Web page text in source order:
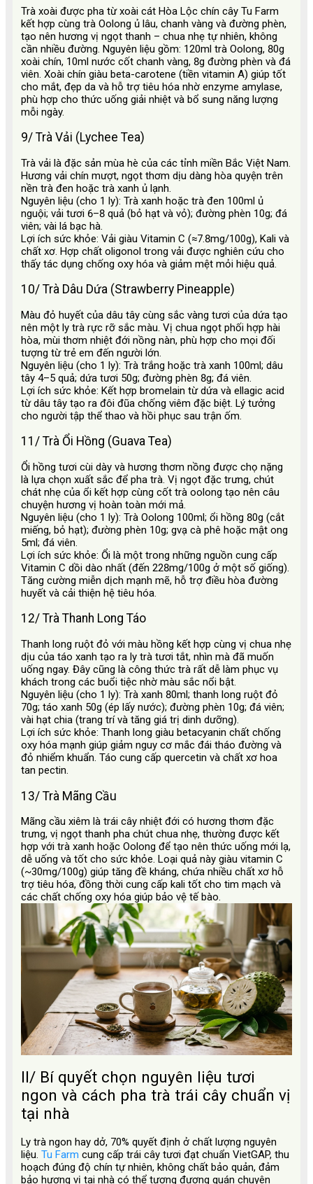
Trà xoài được pha từ xoài cát Hòa Lộc chín cây Tu Farm
kết hợp cùng trà Oolong ủ lâu, chanh vàng và đường phèn,
tạo nên hương vị ngọt thanh – chua nhẹ tự nhiên, không
cần nhiều đường. Nguyên liệu gồm: 120ml trà Oolong, 80g
xoài chín, 10ml nước cốt chanh vàng, 8g đường phèn và đá
viên. Xoài chín giàu beta-carotene (tiền vitamin A) giúp tốt
cho mắt, đẹp da và hỗ trợ tiêu hóa nhờ enzyme amylase,
phù hợp cho thức uống giải nhiệt và bổ sung năng lượng
mỗi ngày.
9/ Trà Vải (Lychee Tea)
Trà vải là đặc sản mùa hè của các tỉnh miền Bắc Việt Nam.
Hương vải chín mượt, ngọt thơm dịu dàng hòa quyện trên
nền trà đen hoặc trà xanh ủ lạnh.
Nguyên liệu (cho 1 ly): Trà xanh hoặc trà đen 100ml ủ
nguội; vải tươi 6–8 quả (bỏ hạt và vỏ); đường phèn 10g; đá
viên; vài lá bạc hà.
Lợi ích sức khỏe: Vải giàu Vitamin C (≈7.8mg/100g), Kali và
chất xơ. Hợp chất oligonol trong vải được nghiên cứu cho
thấy tác dụng chống oxy hóa và giảm mệt mỏi hiệu quả.
10/ Trà Dâu Dứa (Strawberry Pineapple)
Màu đỏ huyết của dâu tây cùng sắc vàng tươi của dứa tạo
nên một ly trà rực rỡ sắc màu. Vị chua ngọt phối hợp hài
hòa, mùi thơm nhiệt đới nồng nàn, phù hợp cho mọi đối
tượng từ trẻ em đến người lớn.
Nguyên liệu (cho 1 ly): Trà trắng hoặc trà xanh 100ml; dâu
tây 4–5 quả; dứa tươi 50g; đường phèn 8g; đá viên.
Lợi ích sức khỏe: Kết hợp bromelain từ dứa và ellagic acid
từ dâu tây tạo ra đôi đũa chống viêm đặc biệt. Lý tưởng
cho người tập thể thao và hồi phục sau trận ốm.
11/ Trà Ổi Hồng (Guava Tea)
Ổi hồng tươi cùi dày và hương thơm nồng được chọ nặng
là lựa chọn xuất sắc để pha trà. Vị ngọt đặc trưng, chút
chát nhẹ của ổi kết hợp cùng cốt trà oolong tạo nên câu
chuyện hương vị hoàn toàn mới mả.
Nguyên liệu (cho 1 ly): Trà Oolong 100ml; ổi hồng 80g (cắt
miếng, bỏ hạt); đường phèn 10g; gvạ cà phê hoặc mật ong
5ml; đá viên.
Lợi ích sức khỏe: Ổi là một trong những nguồn cung cấp
Vitamin C dồi dào nhất (đến 228mg/100g ở một số giống).
Tăng cường miễn dịch mạnh mẽ, hỗ trợ điều hòa đường
huyết và cải thiện hệ tiêu hóa.
12/ Trà Thanh Long Táo
Thanh long ruột đỏ với màu hồng kết hợp cùng vị chua nhẹ
dịu của táo xanh tạo ra ly trà tươi tắt, nhìn mà đã muốn
uống ngay. Đây cũng là công thức trà rất dễ làm phục vụ
khách trong các buổi tiệc nhờ màu sắc nổi bật.
Nguyên liệu (cho 1 ly): Trà xanh 80ml; thanh long ruột đỏ
70g; táo xanh 50g (ép lấy nước); đường phèn 10g; đá viên;
vài hạt chia (trang trí và tăng giá trị dinh dưỡng).
Lợi ích sức khỏe: Thanh long giàu betacyanin chất chống
oxy hóa mạnh giúp giảm nguy cơ mắc đái tháo đường và
đỏ nhiểm khuẩn. Táo cung cấp quercetin và chất xơ hoa
tan pectin.
13/ Trà Mãng Cầu
Mãng cầu xiêm là trái cây nhiệt đới có hương thơm đặc
trưng, vị ngọt thanh pha chút chua nhẹ, thường được kết
hợp với trà xanh hoặc Oolong để tạo nên thức uống mới lạ,
dễ uống và tốt cho sức khỏe. Loại quả này giàu vitamin C
(~30mg/100g) giúp tăng đề kháng, chứa nhiều chất xơ hỗ
trợ tiêu hóa, đồng thời cung cấp kali tốt cho tim mạch và
các chất chống oxy hóa giúp bảo vệ tế bào.
II/ Bí quyết chọn nguyên liệu tươi
ngon và cách pha trà trái cây chuẩn vị
tại nhà
Ly trà ngon hay dở, 70% quyết định ở chất lượng nguyên
liệu. Tu Farm cung cấp trái cây tươi đạt chuẩn VietGAP, thu
hoạch đúng độ chín tự nhiên, không chất bảo quản, đảm
bảo hương vị tại nhà có thể tương đương quán chuyên